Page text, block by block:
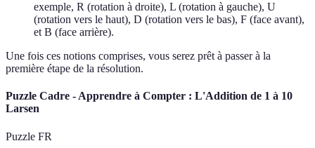
exemple, R (rotation à droite), L (rotation à gauche), U
(rotation vers le haut), D (rotation vers le bas), F (face avant),
et B (face arrière).
Une fois ces notions comprises, vous serez prêt à passer à la
première étape de la résolution.
Puzzle Cadre - Apprendre à Compter : L'Addition de 1 à 10
Larsen
Puzzle FR